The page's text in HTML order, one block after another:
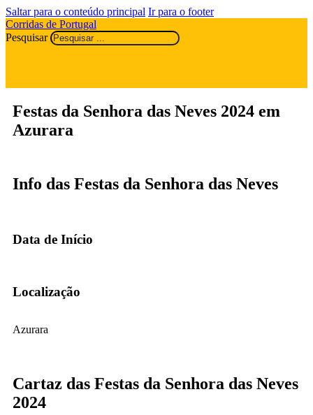
Saltar para o conteúdo principal Ir para o footer
Corridas de Portugal
Pesquisar
Festas da Senhora das Neves 2024 em
Azurara
Info das Festas da Senhora das Neves
Data de Início
Localização
Azurara
Cartaz das Festas da Senhora das Neves
2024